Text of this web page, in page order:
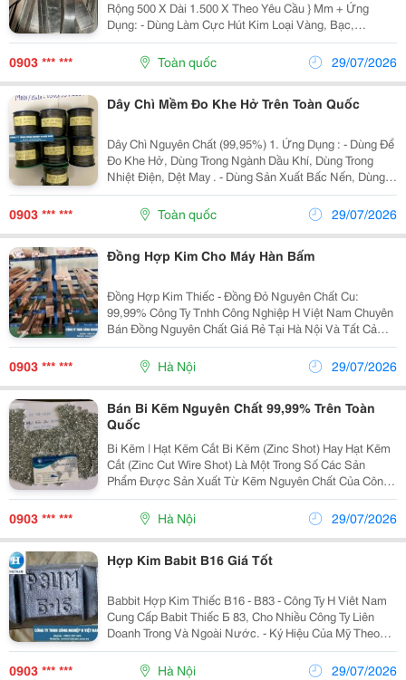
Rộng 500 X Dài 1.500 X Theo Yêu Cầu } Mm + Ứng
Dụng: - Dùng Làm Cực Hút Kim Loại Vàng, Bạc,
Đồng....vv - Làm Điện Cực Mạ Kẽm, Làm Anot Chống
Ăn Mòn - Làm Công Trình Nhà Cổ , Biệt Thự, Nhà Hát,...
0903 *** *** Toàn quốc 29/07/2026
Dây Chì Mềm Đo Khe Hở Trên Toàn Quốc
Dây Chì Nguyên Chất (99,95%) 1. Ứng Dụng : - Dùng Để
Đo Khe Hở, Dùng Trong Ngành Dầu Khí, Dùng Trong
Nhiệt Điện, Dệt May . - Dùng Sản Xuất Bấc Nến, Dùng
Trong Ngành Cơ Điện Tử , Kim Hoàn ...Vv - Chì Nguyên
Chất Lõi Thép Dùng Trong Ngành Công...
0903 *** *** Toàn quốc 29/07/2026
Đồng Hợp Kim Cho Máy Hàn Bấm
Đồng Hợp Kim Thiếc - Đồng Đỏ Nguyên Chất Cu:
99,99% Công Ty Tnhh Công Nghiệp H Việt Nam Chuyên
Bán Đồng Nguyên Chất Giá Rẻ Tại Hà Nội Và Tất Cả
Các Tỉnh Thành Trên Toàn Quốc Với Số Lượng Không
Giới Hạn. 1. Đồng Nguyên Chất Là Gì? - Kim Loại...
0903 *** *** Hà Nội 29/07/2026
Bán Bi Kẽm Nguyên Chất 99,99% Trên Toàn
Quốc
Bi Kẽm | Hạt Kẽm Cắt Bi Kẽm (Zinc Shot) Hay Hạt Kẽm
Cắt (Zinc Cut Wire Shot) Là Một Trong Số Các Sản
Phẩm Được Sản Xuất Từ Kẽm Nguyên Chất Của Công
Ty Tnhh Công Nghiệp H Việt Nam. Chúng Tôi Bán Các
Loại Bi Kẽm (Hạt Kẽm Cắt) Giá Rẻ Tại Hà Nội Và...
0903 *** *** Hà Nội 29/07/2026
Hợp Kim Babit B16 Giá Tốt
Babbit Hợp Kim Thiếc B16 - B83 - Công Ty H Viêt Nam
Cung Cấp Babit Thiếc Б 83, Cho Nhiều Công Ty Liên
Doanh Trong Và Ngoài Nước. - Ký Hiệu Của Mỹ Theo
Chuẩn Uns Là Uns L13820,Ký Hiệu Của (Nga) Liên Xô
Là Б83 Trong Đó Có 83%Sn, Còn Lại Là Cu Và Sb...
0903 *** *** Hà Nội 29/07/2026